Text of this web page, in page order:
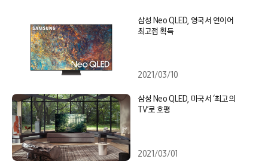
삼성 Neo QLED, 영국서 연이어
최고점 획득
2021/03/10
삼성 Neo QLED, 미국서 ‘최고의
TV’로 호평
2021/03/01